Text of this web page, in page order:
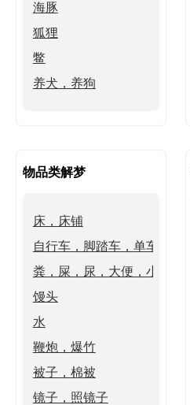
海豚
狐狸
鳖
养犬，养狗
物品类解梦
床，床铺
自行车，脚踏车，单车
粪，屎，尿，大便，小便，
馒头
水
鞭炮，爆竹
被子，棉被
镜子，照镜子